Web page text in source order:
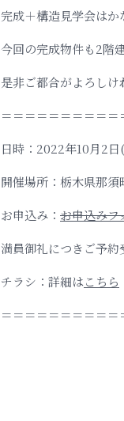
完成＋構造見学会はか
今回の完成物件も2階
是非ご都合がよろしけ
＝＝＝＝＝＝＝＝＝
日時：2022年10月2
開催場所：栃木県那須
お申込み： お申込みフ
満員御礼につきご予
チラシ：詳細はこちら
＝＝＝＝＝＝＝＝＝